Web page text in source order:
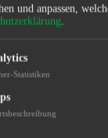
eine breite
die
Physiotherapie,
wird
Café
und anpassen,
.
Statistiken